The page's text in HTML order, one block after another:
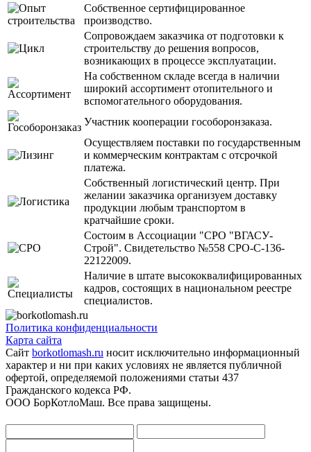
Собственное сертифицированное
производство.
Сопровождаем заказчика от подготовки к
строительству до решения вопросов,
возникающих в процессе эксплуатации.
На собственном складе всегда в наличии
широкий ассортимент отопительного и
вспомогательного оборудования.
Участник кооперации гособоронзаказа.
Осуществляем поставки по государственным
и коммерческим контрактам с отсрочкой
платежа.
Собственный логистический центр. При
желании заказчика организуем доставку
продукции любым транспортом в
кратчайшие сроки.
Состоим в Ассоциации "СРО "ВГАСУ-
Строй". Свидетельство №558 СРО-С-136-
22122009.
Наличие в штате высококвалифицированных
кадров, состоящих в национальном реестре
специалистов.
Политика конфиденциальности
Карта сайта
Сайт borkotlomash.ru носит исключительно информационный
характер и ни при каких условиях не является публичной
офертой, определяемой положениями статьи 437
Гражданского кодекса РФ.
ООО БорКотлоМаш. Все права защищены.